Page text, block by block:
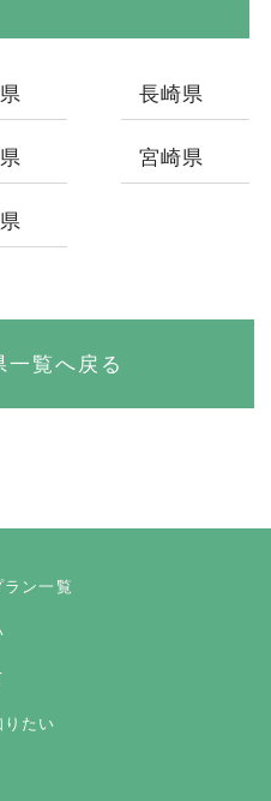
長崎県
宮崎県
一覧へ戻る
ラン一覧
りたい